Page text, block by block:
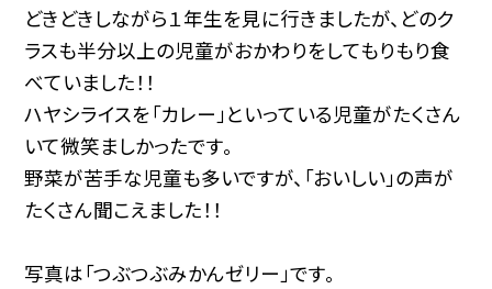
どきどきしながら１年生を見に行きましたが、どのク
ラスも半分以上の児童がおかわりをしてもりもり食
べていました！！
ハヤシライスを「カレー」といっている児童がたくさん
いて微笑ましかったです。
野菜が苦手な児童も多いですが、「おいしい」の声が
たくさん聞こえました！！
写真は「つぶつぶみかんゼリー」です。